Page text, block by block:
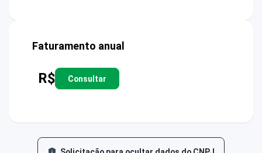
Faturamento anual
R$ Consultar